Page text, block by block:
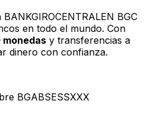
BGC
en todo el mundo. Con
monedas y transferencias a
dinero con confianza.
BGABSESSXXX